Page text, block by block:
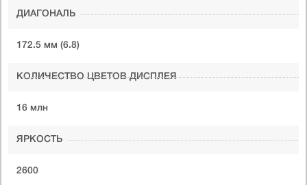
ДИАГОНАЛЬ
172.5 мм (6.8)
КОЛИЧЕСТВО ЦВЕТОВ ДИСПЛЕЯ
16 млн
ЯРКОСТЬ
2600